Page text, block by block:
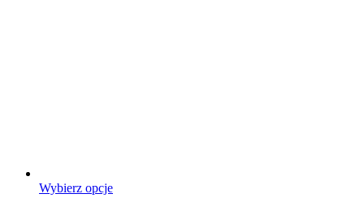
Wybierz opcjeTen